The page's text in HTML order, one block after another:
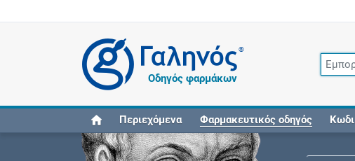
®
Οδηγός φαρμάκων
Περιεχόμενα Φαρμακευτικός οδηγός